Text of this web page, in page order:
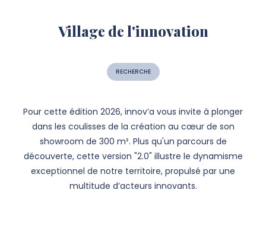
Village de l'innovation
RECHERCHE
Pour cette édition 2026, innov’a vous invite à plonger
dans les coulisses de la création au cœur de son
showroom de 300 m². Plus qu'un parcours de
découverte, cette version "2.0" illustre le dynamisme
exceptionnel de notre territoire, propulsé par une
multitude d’acteurs innovants.